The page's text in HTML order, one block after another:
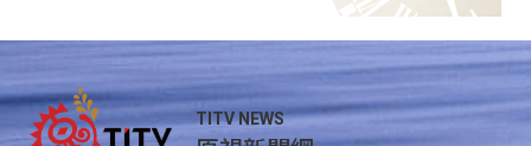
TITV NEWS